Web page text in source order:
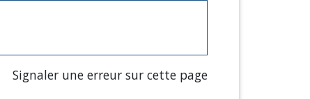
Signaler une erreur sur cette page